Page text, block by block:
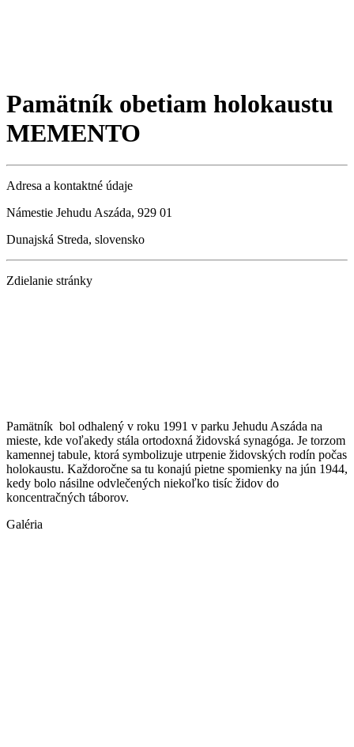
Pamätník obetiam holokaustu
MEMENTO
Adresa a kontaktné údaje
Námestie Jehudu Aszáda, 929 01
Dunajská Streda, slovensko
Zdielanie stránky
Pamätník bol odhalený v roku 1991 v parku Jehudu Aszáda na
mieste, kde voľakedy stála ortodoxná židovská synagóga. Je torzom
kamennej tabule, ktorá symbolizuje utrpenie židovských rodín počas
holokaustu. Každoročne sa tu konajú pietne spomienky na jún 1944,
kedy bolo násilne odvlečených niekoľko tisíc židov do
koncentračných táborov.
Galéria